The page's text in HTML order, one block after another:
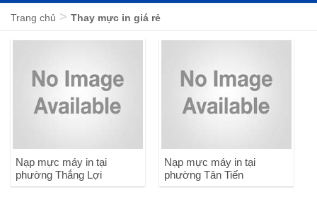
Trang chủ > Thay mực in giá rẻ
Nạp mực máy in tại
phường Thắng Lợi
Nạp mực máy in tại
phường Tân Tiến